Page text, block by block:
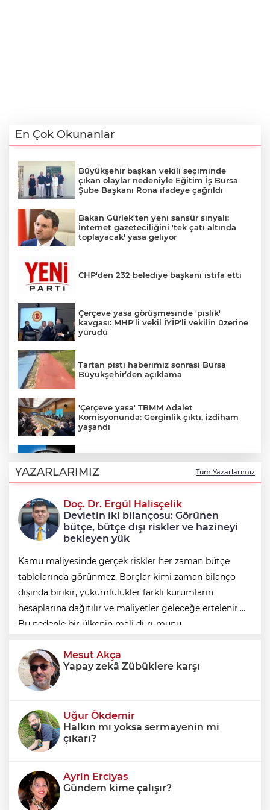
En Çok Okunanlar
Büyükşehir başkan vekili seçiminde
çıkan olaylar nedeniyle Eğitim İş Bursa
Şube Başkanı Rona ifadeye çağrıldı
Bakan Gürlek'ten yeni sansür sinyali:
İnternet gazeteciliğini 'tek çatı altında
toplayacak' yasa geliyor
CHP'den 232 belediye başkanı istifa etti
Çerçeve yasa görüşmesinde 'pislik'
kavgası: MHP'li vekil İYİP'li vekilin üzerine
yürüdü
Tartan pisti haberimiz sonrası Bursa
Büyükşehir’den açıklama
'Çerçeve yasa' TBMM Adalet
Komisyonunda: Gerginlik çıktı, izdiham
yaşandı
sözleşme imzaladı
Çerçeve yasa teklifi Adalet
Komisyonunda kabul edildi
YAZARLARIMIZ Tüm Yazarlarımız
Doç. Dr. Ergül Halisçelik
Devletin iki bilançosu: Görünen
bütçe, bütçe dışı riskler ve hazineyi
bekleyen yük
Kamu maliyesinde gerçek riskler her zaman bütçe
tablolarında görünmez. Borçlar kimi zaman bilanço
dışında birikir, yükümlülükler farklı kurumların
hesaplarına dağıtılır ve maliyetler geleceğe ertelenir.
Bu nedenle bir ülkenin mali durumunu
borç stok
Mesut Akça
Yapay zekâ Zübüklere karşı
Uğur Ökdemir
Halkın mı yoksa sermayenin mi
çıkarı?
Ayrin Erciyas
Gündem kime çalışır?